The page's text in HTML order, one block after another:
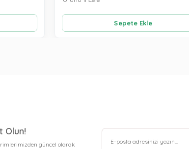
Sepete Ekle
Olun!
güncel olarak